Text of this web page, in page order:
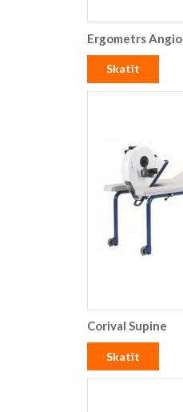
Ergometrs Angio
Skatīt
Corival Supine
Skatīt